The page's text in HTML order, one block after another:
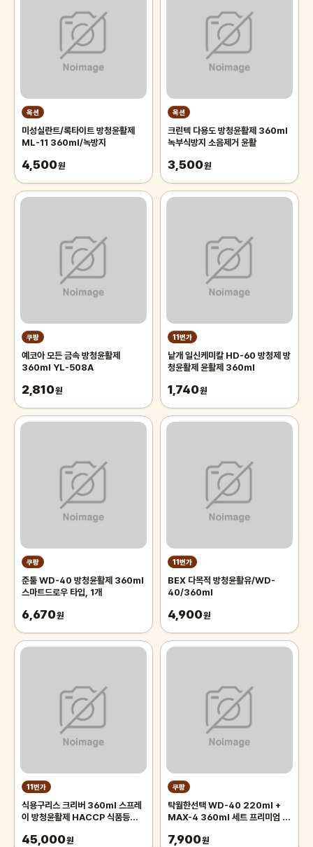
옥션
미성실란트/록타이트 방청윤활제
ML-11 360ml/녹방지
4,500원
옥션
크린텍 다용도 방청윤활제 360ml
녹부식방지 소음제거 윤활
3,500원
쿠팡
예코아 모든 금속 방청윤활제
360ml YL-508A
2,810원
11번가
낱개 일신케미칼 HD-60 방청제 방
청윤활제 윤활제 360ml
1,740원
쿠팡
준툴 WD-40 방청윤활제 360ml
스마트드로우 타입, 1개
6,670원
11번가
BEX 다목적 방청윤활유/WD-
40/360ml
4,900원
11번가
식용구리스 크리버 360ml 스프레
이 방청윤활제 HACCP 식품등급
45,000원
쿠팡
탁월한선택 WD-40 220ml +
MAX-4 360ml 세트 프리미엄 방
7,900원